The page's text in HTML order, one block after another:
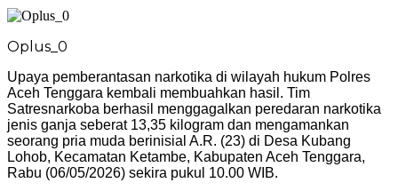
Oplus_0
Upaya pemberantasan narkotika di wilayah hukum Polres
Aceh Tenggara kembali membuahkan hasil. Tim
Satresnarkoba berhasil menggagalkan peredaran narkotika
jenis ganja seberat 13,35 kilogram dan mengamankan
seorang pria muda berinisial A.R. (23) di Desa Kubang
Lohob, Kecamatan Ketambe, Kabupaten Aceh Tenggara,
Rabu (06/05/2026) sekira pukul 10.00 WIB.